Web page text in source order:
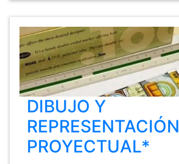
DIBUJO Y
REPRESENTACIÓN
PROYECTUAL*